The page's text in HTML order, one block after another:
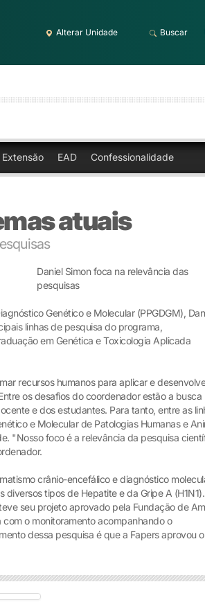
Alterar Unidade Buscar
Extensão EAD Confessionalidade
atuais
Daniel Simon foca na relevância das
pesquisas
Genético e Molecular (PPGDGM),
linhas de pesquisa do programa,
em Genética e Toxicologia Aplicada
recursos humanos para aplicar e
os desafios do coordenador estão a busca
e dos estudantes. Para tanto, entre as
e Molecular de Patologias Humanas e
"Nosso foco é a relevância da pesquisa
crânio-encefálico e diagnóstico
tipos de Hepatite e da Gripe A (H1N1).
seu projeto aprovado pela Fundação de
com o monitoramento acompanhando o
dessa pesquisa é que a Fapers aprovou o